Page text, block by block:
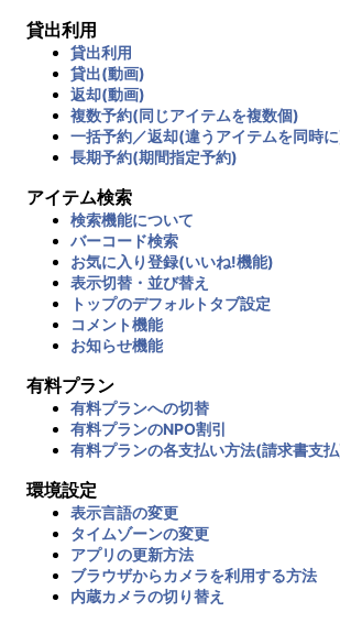
貸出利用
貸出利用
貸出(動画)
返却(動画)
複数予約(同じアイテムを複数個)
一括予約／返却(違うアイテムを同時
長期予約(期間指定予約)
アイテム検索
検索機能について
バーコード検索
お気に入り登録(いいね!機能)
表示切替・並び替え
トップのデフォルトタブ設定
コメント機能
お知らせ機能
有料プラン
有料プランへの切替
有料プランのNPO割引
有料プランの各支払い方法(請求書支
環境設定
表示言語の変更
タイムゾーンの変更
アプリの更新方法
ブラウザからカメラを利用する方法
内蔵カメラの切り替え